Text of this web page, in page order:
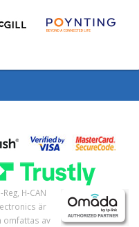
H-CAN
är
omfattas av